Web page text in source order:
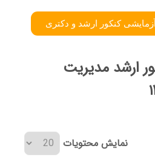
کنکور ارشد و دکتری
ارشد مدیریت
نمایش محتویات